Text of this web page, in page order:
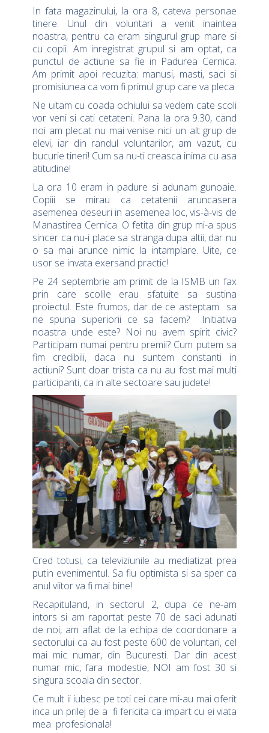
In fata magazinului, la ora 8, cateva personae
tinere. Unul din voluntari a venit inaintea
noastra, pentru ca eram singurul grup mare si
cu copii. Am inregistrat grupul si am optat, ca
punctul de actiune sa fie in Padurea Cernica.
Am primit apoi recuzita: manusi, masti, saci si
promisiunea ca vom fi primul grup care va pleca.
Ne uitam cu coada ochiului sa vedem cate scoli
vor veni si cati cetateni. Pana la ora 9.30, cand
noi am plecat nu mai venise nici un alt grup de
elevi, iar din randul voluntarilor, am vazut, cu
bucurie tineri! Cum sa nu-ti creasca inima cu asa
atitudine!
La ora 10 eram in padure si adunam gunoaie.
Copiii se mirau ca cetatenii aruncasera
asemenea deseuri in asemenea loc, vis-à-vis de
Manastirea Cernica. O fetita din grup mi-a spus
sincer ca nu-i place sa stranga dupa altii, dar nu
o sa mai arunce nimic la intamplare. Uite, ce
usor se invata exersand practic!
Pe 24 septembrie am primit de la ISMB un fax
prin care scolile erau sfatuite sa sustina
proiectul. Este frumos, dar de ce asteptam sa
ne spuna superiorii ce sa facem? Initiativa
noastra unde este? Noi nu avem spirit civic?
Participam numai pentru premii? Cum putem sa
fim credibili, daca nu suntem constanti in
actiuni? Sunt doar trista ca nu au fost mai multi
participanti, ca in alte sectoare sau judete!
Cred totusi, ca televiziunile au mediatizat prea
putin evenimentul. Sa fiu optimista si sa sper ca
anul viitor va fi mai bine!
Recapituland, in sectorul 2, dupa ce ne-am
intors si am raportat peste 70 de saci adunati
de noi, am aflat de la echipa de coordonare a
sectorului ca au fost peste 600 de voluntari, cel
mai mic numar, din Bucuresti. Dar din acest
numar mic, fara modestie, NOI am fost 30 si
singura scoala din sector.
Ce mult ii iubesc pe toti cei care mi-au mai oferit
inca un prilej de a fi fericita ca impart cu ei viata
mea profesionala!